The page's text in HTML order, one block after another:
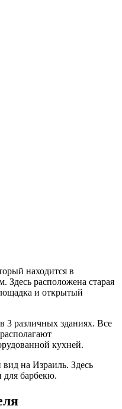
находится в
Здесь расположена старая
и открытый
3 различных зданиях. Все
кухней.
на Израиль. Здесь
для барбекю.